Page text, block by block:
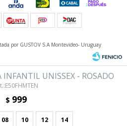
UNISSEX - ROSADO
E50FHMTEN
$ 999
08 10 12 14
por GUSTOV S.A Montevideo- Uruguay